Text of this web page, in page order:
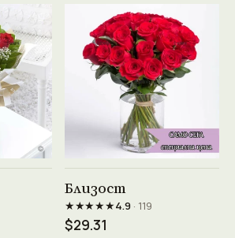
Близост
★★★★★4.9· 119
$29.31